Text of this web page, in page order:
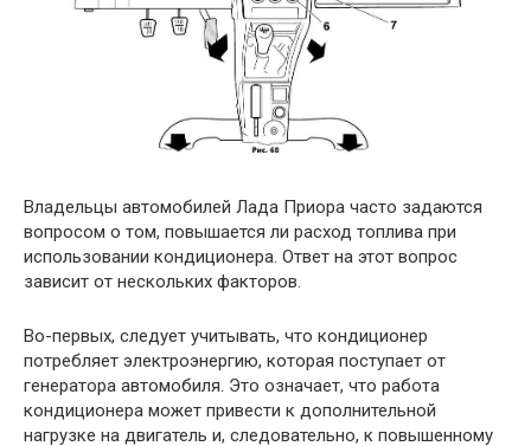
Владельцы автомобилей Лада Приора часто задаются
вопросом о том, повышается ли расход топлива при
использовании кондиционера. Ответ на этот вопрос
зависит от нескольких факторов.
Во-первых, следует учитывать, что кондиционер
потребляет электроэнергию, которая поступает от
генератора автомобиля. Это означает, что работа
кондиционера может привести к дополнительной
нагрузке на двигатель и, следовательно, к повышенному